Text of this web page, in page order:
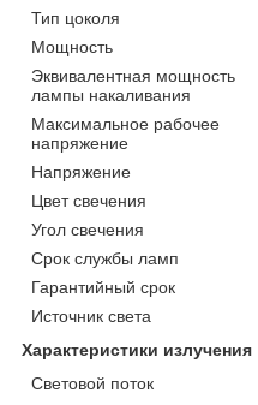
Тип цоколя
Мощность
Эквивалентная мощность
лампы накаливания
Максимальное рабочее
напряжение
Напряжение
Цвет свечения
Угол свечения
Срок службы ламп
Гарантийный срок
Источник света
Характеристики излучения
Световой поток